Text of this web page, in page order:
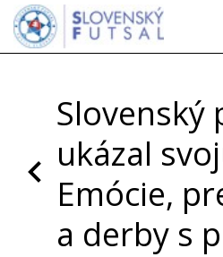
Slovenský
ukázal
Emócie,
a derby s